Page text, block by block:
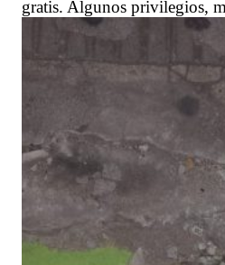
gratis. Algunos privilegios,